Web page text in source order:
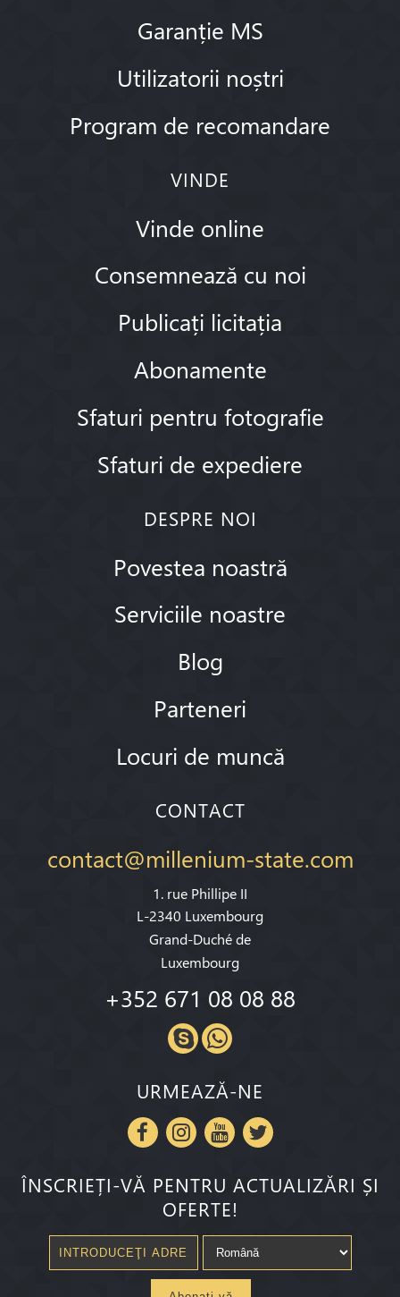
Garanție MS
Utilizatorii noștri
Program de recomandare
VINDE
Vinde online
Consemnează cu noi
Publicați licitația
Abonamente
Sfaturi pentru fotografie
Sfaturi de expediere
DESPRE NOI
Povestea noastră
Serviciile noastre
Blog
Parteneri
Locuri de muncă
CONTACT
contact@millenium-state.com
1. rue Phillipe II
L-2340 Luxembourg
Grand-Duché de
Luxembourg
+352 671 08 08 88
URMEAZĂ-NE
ÎNSCRIEȚI-VĂ PENTRU ACTUALIZĂRI ȘI
OFERTE!